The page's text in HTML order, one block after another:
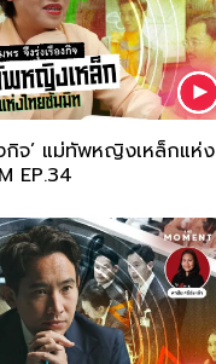
กิจ’ แม่ทัพหญิงเหล็กแห่ง
EP.34